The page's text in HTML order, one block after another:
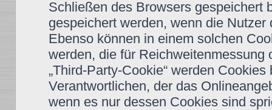
Schließen des Browsers gespeichert
gespeichert werden, wenn die
Ebenso können in einem solchen
werden, die für
„Third-Party-Cookie“ werden
Verantwortlichen, der das
wenn es nur dessen Cookies sind